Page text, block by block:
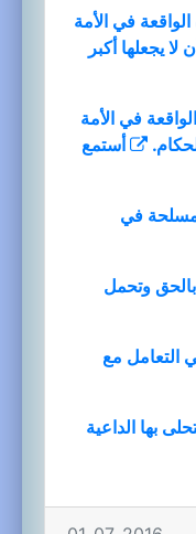
في الأمة
يجعلها أكبر
في الأمة
أستمع
في
بالحق وتحمل
التعامل مع
بها الداعية